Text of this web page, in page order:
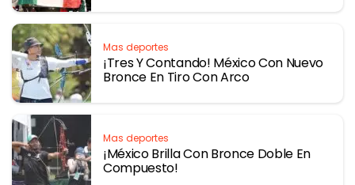
Mas deportes
¡Tres Y Contando! México Con Nuevo
Bronce En Tiro Con Arco
Mas deportes
¡México Brilla Con Bronce Doble En
Compuesto!